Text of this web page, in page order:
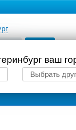
ваш
Выбрать